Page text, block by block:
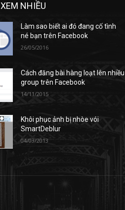
NHIỀU
Làm sao biết ai đó đang cố tình
né bạn trên Facebook
26/05/2016
Cách đăng bài hàng loạt lên nhiều
group trên Facebook
14/11/2015
Khôi phục ảnh bị nhòe vói
SmartDeblur
04/03/2013